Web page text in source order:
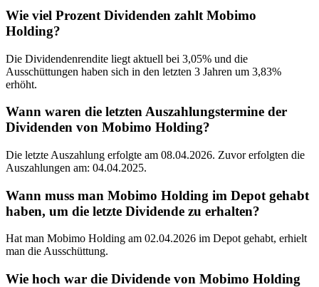
Wie viel Prozent Dividenden zahlt Mobimo
Holding?
Die Dividendenrendite liegt aktuell bei 3,05% und die
Ausschüttungen haben sich in den letzten 3 Jahren um 3,83%
erhöht.
Wann waren die letzten Auszahlungstermine der
Dividenden von Mobimo Holding?
Die letzte Auszahlung erfolgte am 08.04.2026. Zuvor erfolgten die
Auszahlungen am: 04.04.2025.
Wann muss man Mobimo Holding im Depot gehabt
haben, um die letzte Dividende zu erhalten?
Hat man Mobimo Holding am 02.04.2026 im Depot gehabt, erhielt
man die Ausschüttung.
Wie hoch war die Dividende von Mobimo Holding